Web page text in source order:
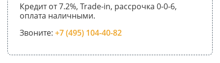
Кредит от 7.2%, Trade-in, рассрочка 0-0-6,
оплата наличными.
Звоните: +7 (495) 104-40-82